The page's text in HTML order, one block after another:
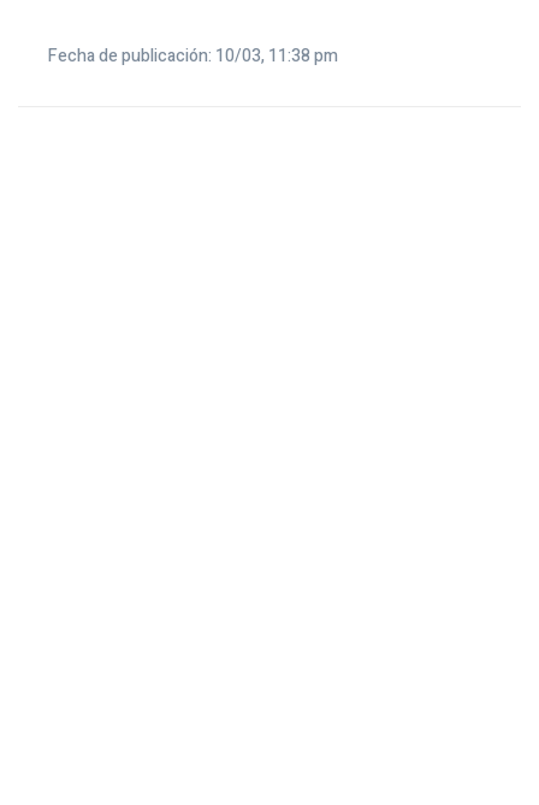
Fecha de publicación: 10/03, 11:38 pm